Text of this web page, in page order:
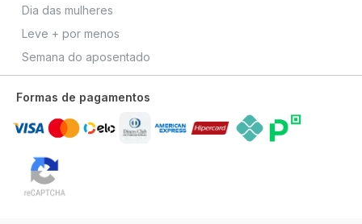
Dia das mulheres
Leve + por menos
Semana do aposentado
Formas de pagamentos